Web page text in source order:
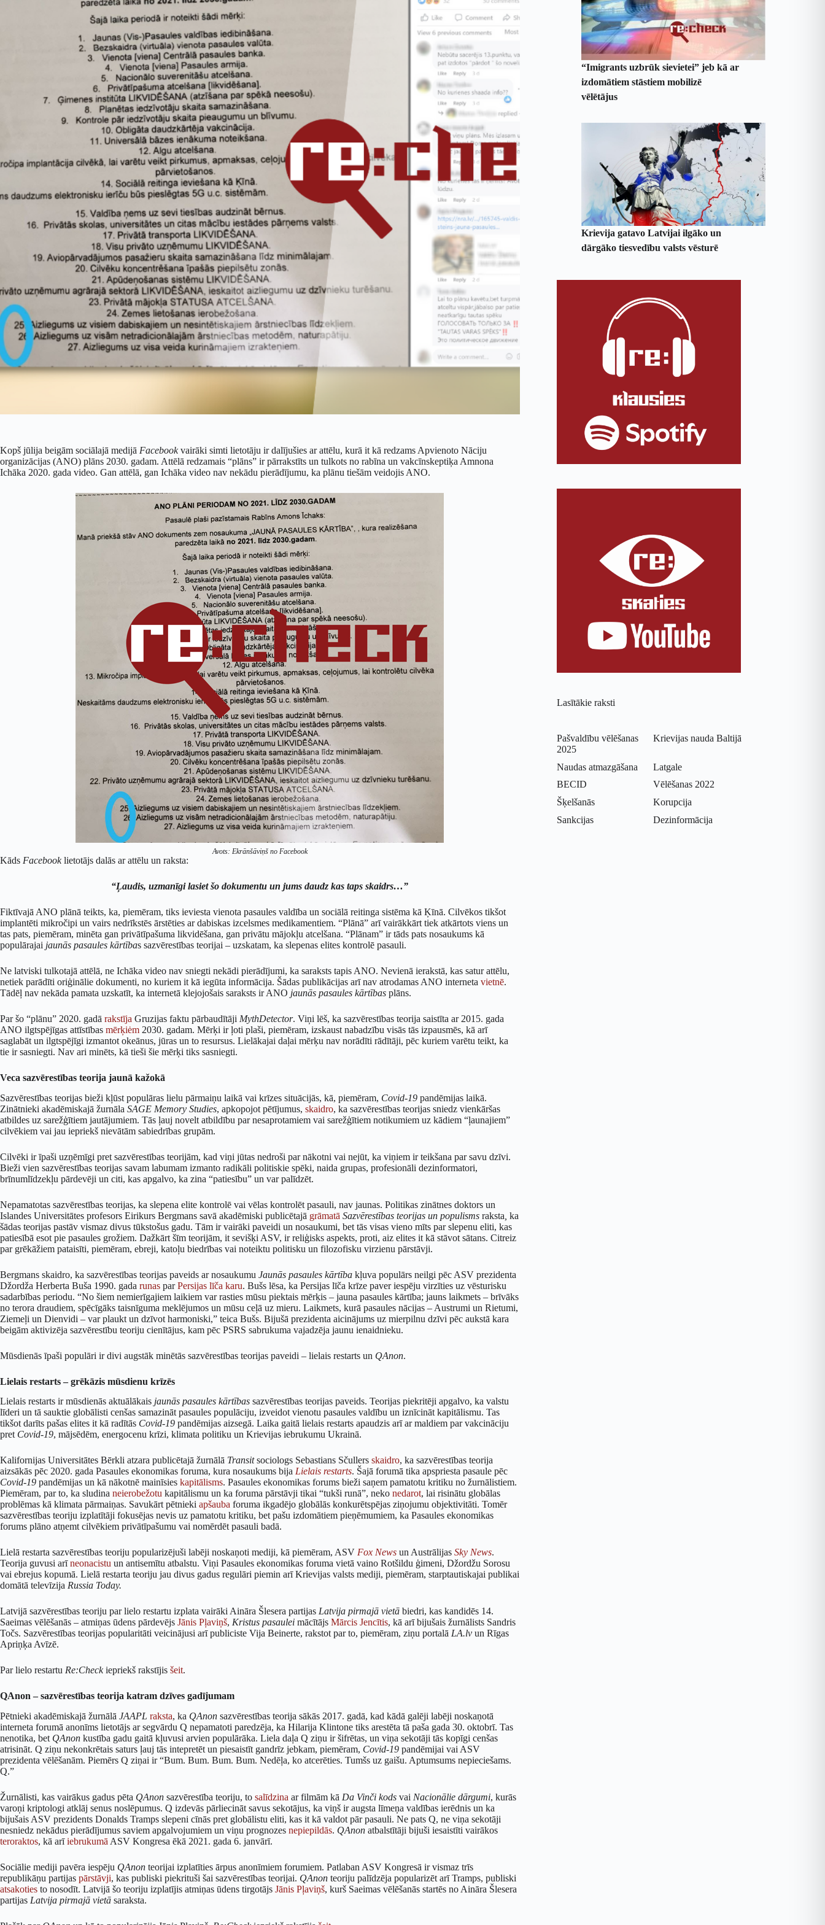
Kopš jūlija beigām sociālajā medijā Facebookvairāki simti lietotāju ir dalījušies ar attēlu, kurā it kā redzams Apvienoto Nāciju
organizācijas (ANO) plāns 2030. gadam. Attēlā redzamais “plāns” ir pārrakstīts un tulkots no rabīna un vakcīnskeptiķa Amnona
Ichāka 2020. gada video. Gan attēlā, gan Ichāka video nav nekādu pierādījumu, ka plānu tiešām veidojis ANO.
Avots: Ekrānšāviņš no Facebook
Kāds Facebooklietotājs dalās ar attēlu un raksta:
“Ļaudis, uzmanīgi lasiet šo dokumentu un jums daudz kas taps skaidrs…”
Fiktīvajā ANO plānā teikts, ka, piemēram, tiks ieviesta vienota pasaules valdība un sociālā reitinga sistēma kā Ķīnā. Cilvēkos tikšot
implantēti mikročipi un vairs nedrīkstēs ārstēties ar dabiskas izcelsmes medikamentiem. “Plānā” arī vairākkārt tiek atkārtots viens un
tas pats, piemēram, minēta gan privātīpašuma likvidēšana, gan privātu mājokļu atcelšana. “Plānam” ir tāds pats nosaukums kā
populārajai jaunās pasaules kārtības sazvērestības teorijai – uzskatam, ka slepenas elites kontrolē pasauli.
Ne latviski tulkotajā attēlā, ne Ichāka video nav sniegti nekādi pierādījumi, ka saraksts tapis ANO. Nevienā ierakstā, kas satur attēlu,
netiek parādīti oriģinālie dokumenti, no kuriem it kā iegūta informācija. Šādas publikācijas arī nav atrodamas ANO interneta vietnē.
Tādēļ nav nekāda pamata uzskatīt, ka internetā klejojošais saraksts ir ANO jaunās pasaules kārtības plāns.
Par šo “plānu” 2020. gadā rakstīja Gruzijas faktu pārbaudītāji MythDetector. Viņi lēš, ka sazvērestības teorija saistīta ar 2015. gada
ANO ilgtspējīgas attīstības mērķiėm 2030. gadam. Mērķi ir ļoti plaši, piemēram, izskaust nabadzību visās tās izpausmēs, kā arī
saglabāt un ilgtspējīgi izmantot okeānus, jūras un to resursus. Lielākajai daļai mērķu nav norādīti rādītāji, pēc kuriem varētu teikt, ka
tie ir sasniegti. Nav ari minēts, kā tieši šie mērķi tiks sasniegti.
Veca sazvērestības teorija jaunā kažokā
Sazvērestības teorijas bieži kļūst populāras lielu pārmaiņu laikā vai krīzes situācijās, kā, piemēram, Covid-19 pandēmijas laikā.
Zinātnieki akadēmiskajā žurnāla SAGE Memory Studies, apkopojot pētījumus, skaidro, ka sazvērestības teorijas sniedz vienkāršas
atbildes uz sarežģītiem jautājumiem. Tās ļauj novelt atbildību par nesaprotamiem vai sarežģītiem notikumiem uz kādiem “ļaunajiem”
cilvēkiem vai jau iepriekš nievātām sabiedrības grupām.
Cilvēki ir īpaši uzņēmīgi pret sazvērestības teorijām, kad viņi jūtas nedroši par nākotni vai nejūt, ka viņiem ir teikšana par savu dzīvi.
Bieži vien sazvērestības teorijas savam labumam izmanto radikāli politiskie spēki, naida grupas, profesionāli dezinformatori,
brīnumlīdzekļu pārdevēji un citi, kas apgalvo, ka zina “patiesību” un var palīdzēt.
Nepamatotas sazvērestības teorijas, ka slepena elite kontrolē vai vēlas kontrolēt pasauli, nav jaunas. Politikas zinātnes doktors un
Islandes Universitātes profesors Eirikurs Bergmans savā akadēmiski publicētajā grāmatā Sazvērestības teorijas un populisms raksta ka
šādas teorijas pastāv vismaz divus tūkstošus gadu. Tām ir vairāki paveidi un nosaukumi, bet tās visas vieno mīts par slepenu eliti, kas
patiesībā esot pie pasaules grožiem. Dažkārt šīm teorijām, it sevišķi ASV, ir reliģisks aspekts, proti, aiz elites it kā stāvot sātans. Citreiz
par grēkāžiem pataisīti, piemēram, ebreji, katoļu biedrības vai noteiktu politisku un filozofisku virzienu pārstāvji.
Bergmans skaidro, ka sazvērestības teorijas paveids ar nosaukumu Jaunās pasaules kārtība kļuva populārs neilgi pēc ASV prezidenta
Džordža Herberta Buša 1990. gada runas parPersijas līča karu. Bušs lēsa, ka Persijas līča krīze paver iespēju virzīties uz vēsturisku
sadarbības periodu. “No šiem nemierīgajiem laikiem var rasties mūsu piektais mērķis – jauna pasaules kārtība; jauns laikmets – brīvāks
no terora draudiem, spēcīgāks taisnīguma meklējumos un mūsu ceļā uz mieru. Laikmets, kurā pasaules nācijas – Austrumi un Rietumi,
Ziemeļi un Dienvidi – var plaukt un dzīvot harmoniski,” teica Bušs. Bijušā prezidenta aicinājums uz mierpilnu dzīvi pēc aukstā kara
beigām aktivizēja sazvērestību teoriju cienītājus, kam pēc PSRS sabrukuma vajadzēja jaunu ienaidnieku.
Mūsdienās īpaši populāri ir divi augstāk minētās sazvērestības teorijas paveidi – lielais restarts un QAnon.
Lielais restarts – grēkāzis mūsdienu krīzēs
Lielais restarts ir mūsdienās aktuālākais jaunās pasaules kārtības sazvērestības teorijas paveids. Teorijas piekritēji apgalvo, ka valstu
līderi un tā sauktie globālisti cenšas samazināt pasaules populāciju, izveidot vienotu pasaules valdību un iznīcināt kapitālismu. Tas
tikšot darīts pašas elites it kā radītās Covid-19 pandēmijas aizsegā. Laika gaitā lielais restarts apaudzis arī ar maldiem par vakcināciju
pret Covid-19, mājsēdēm, energocenu krīzi, klimata politiku un Krievijas iebrukumu Ukrainā.
Kalifornijas Universitātes Bērkli atzara publicētajā žurnālā Transitsociologs Sebastians Sčullers skaidro, ka sazvērestības teorija
aizsākās pēc 2020. gada Pasaules ekonomikas foruma, kura nosaukums bija Lielais restarts. Šajā forumā tika apspriesta pasaule pēc
Covid-19 pandēmijas un kā nākotnē mainīsies kapitālisms. Pasaules ekonomikas forums bieži saņem pamatotu kritiku no žurnālistiem.
Piemēram, par to, ka sludina neierobežotu kapitālismu un ka foruma pārstāvji tikai “tukši runā”, neko nedarot, lai risinātu globālas
problēmas kā klimata pārmaiņas. Savukārt pētnieki apšauba foruma ikgadējo globālās konkurētspējas ziņojumu objektivitāti. Tomēr
sazvērestības teoriju izplatītāji fokusējas nevis uz pamatotu kritiku, bet pašu izdomātiem pieņēmumiem, ka Pasaules ekonomikas
forums plāno atņemt cilvēkiem privātīpašumu vai nomērdēt pasauli badā.
Lielā restarta sazvērestības teoriju popularizējuši labēji noskaņoti mediji, kā piemēram, ASV Fox News un Austrālijas Sky News.
Teorija guvusi arīneonacistu un antisemītu atbalstu. Viņi Pasaules ekonomikas foruma vietā vaino Rotšildu ģimeni, Džordžu Sorosu
vai ebrejus kopumā. Lielā restarta teoriju jau divus gadus regulāri piemin arī Krievijas valsts mediji, piemēram, starptautiskajai publikai
domātā televīzija Russia Today.
Latvijā sazvērestības teoriju par lielo restartu izplata vairāki Aināra Šlesera partijas Latvija pirmajā vietā biedri, kas kandidēs 14.
Saeimas vēlēšanās – atmiņas ūdens pārdevējs Jānis Pļaviņš, Kristus pasaulei mācītājs Mārcis Jencītis, kā arī bijušais žurnālists Sandris
Točs. Sazvērestības teorijas popularitāti veicinājusi arī publiciste Vija Beinerte, rakstot par to, piemēram, ziņu portalā LA.lv un Rīgas
Apriņķa Avīzē.
Par lielo restartu Re:Checkiepriekš rakstījis šeit.
QAnon – sazvērestības teorija katram dzīves gadījumam
Pētnieki akadēmiskajā žurnālā JAAPL raksta, ka QAnon sazvērestības teorija sākās 2017. gadā, kad kādā galēji labēji noskaņotā
interneta forumā anonīms lietotājs ar segvārdu Q nepamatoti paredzēja, ka Hilarija Klintone tiks arestēta tā paša gada 30. oktobrī. Tas
nenotika, bet QAnon kustība gadu gaitā kļuvusi arvien populārāka. Liela daļa Q ziņu ir šifrētas, un viņa sekotāji tās kopīgi cenšas
atrisināt. Q ziņu nekonkrētais saturs ļauj tās intepretēt un piesaistīt gandrīz jebkam, piemēram, Covid-19 pandēmijai vai ASV
prezidenta vēlēšanām. Piemērs Q ziņai ir “Bum. Bum. Bum. Bum. Nedēļa, ko atcerēties. Tumšs uz gaišu. Aptumsums nepieciešams.
Q.”
Žurnālisti, kas vairākus gadus pēta QAnon sazvērestība teoriju, to salīdzina ar filmām kā Da Vinči kods vai Nacionālie dārgumi, kurās
varoņi kriptologi atklāj senus noslēpumus. Q izdevās pārliecināt savus sekotājus, ka viņš ir augsta līmeņa valdības ierēdnis un ka
bijušais ASV prezidents Donalds Tramps slepeni cīnās pret globālistu eliti, kas it kā valdot pār pasauli. Ne pats Q, ne viņa sekotāji
nesniedz nekādus pierādījumus saviem apgalvojumiem un viņu prognozes nepiepildās. QAnon atbalstītāji bijuši iesaistīti vairākos
teroraktos, kā arīiebrukumā ASV Kongresa ēkā 2021. gada 6. janvārī.
Sociālie mediji pavēra iespēju QAnon teorijai izplatīties ārpus anonīmiem forumiem. Patlaban ASV Kongresā ir vismaz trīs
republikāņu partijas pārstāvji, kas publiski piekrituši šai sazvērestības teorijai. QAnon teoriju palīdzēja popularizēt arī Tramps, publiski
atsakoties to nosodīt. Latvijā šo teoriju izplatījis atmiņas ūdens tirgotājs Jānis Pļaviņš, kurš Saeimas vēlēšanās startēs no Aināra Šlesera
partijas Latvija pirmajā vietā saraksta.
“Imigrants uzbrūk sievietei” jeb kā ar
izdomātiem stāstiem mobilizē
vēlētājus
Krievija gatavo Latvijai ilgāko un
dārgāko tiesvedību valsts vēsturē
Lasītākie raksti
Pašvaldību vēlēšanas
2025
Krievijas nauda Baltijā
Naudas atmazgāšana
Latgale
BECID
Vēlēšanas 2022
Šķelšanās
Korupcija
Sankcijas
Dezinformācija